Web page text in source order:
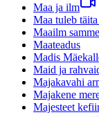
Maa ja ilm
Maa tuleb täita
Maailm
Maateadus
Madis
Maid ja
Majakavahi
Majakene
Majesteet